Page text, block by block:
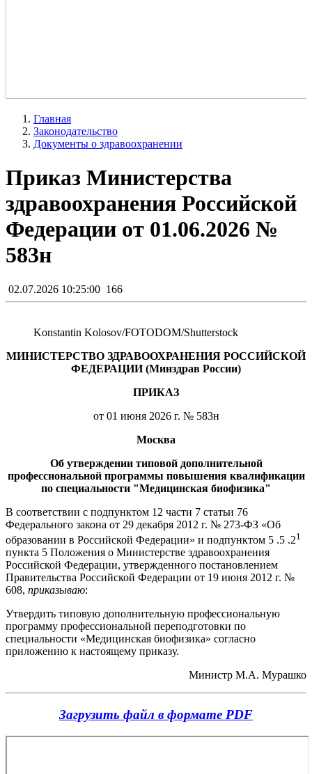
Главная
Законодательство
Документы о здравоохранении
Приказ Министерства
здравоохранения Российской
Федерации от 01.06.2026 №
583н
02.07.2026 10:25:00 166
Konstantin Kolosov/FOTODOM/Shutterstoсk
МИНИСТЕРСТВО ЗДРАВООХРАНЕНИЯ РОССИЙСКОЙ
ФЕДЕРАЦИИ (Минздрав России)
ПРИКАЗ
от 01 июня 2026 г. № 583н
Москва
Об утверждении типовой дополнительной
профессиональной программы повышения квалификации
по специальности "Медицинская биофизика"
В соответствии с подпунктом 12 части 7 статьи 76
Федерального закона от 29 декабря 2012 г. № 273-ФЗ «Об
образовании в Российской Федерации» и подпунктом 5 .5 .21
пункта 5 Положения о Министерстве здравоохранения
Российской Федерации, утвержденного постановлением
Правительства Российской Федерации от 19 июня 2012 г. №
608, приказываю:
Утвердить типовую дополнительную профессиональную
программу профессиональной переподготовки по
специальности «Медицинская биофизика» согласно
приложению к настоящему приказу.
Министр М.А. Мурашко
Загрузить файл в формате PDF